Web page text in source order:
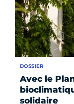
Avec le
solidaire
DOSSIER